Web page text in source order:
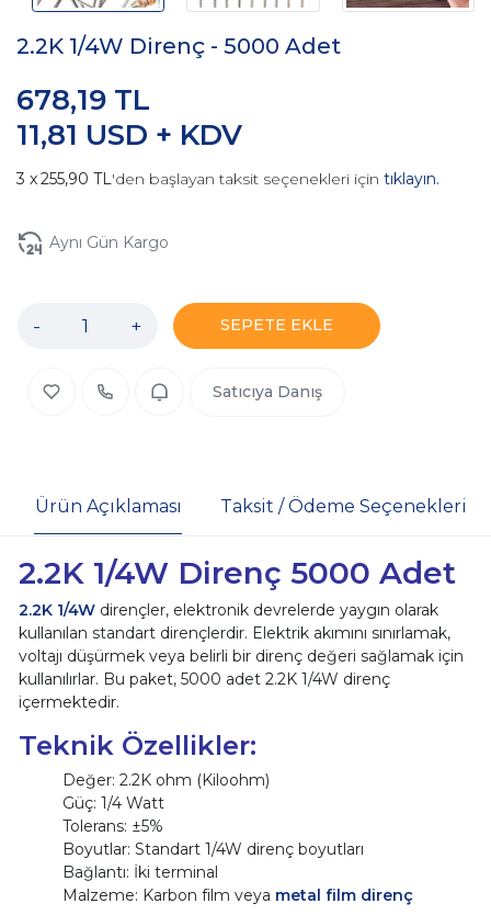
2.2K 1/4W Direnç - 5000 Adet
11,81 USD + KDV
678,19 TL
255,90 TL'den başlayan taksit seçenekleri için tıklayın.
Aynı Gün Kargo
- + SEPETE EKLE
Satıcıya Danış
Ürün Açıklaması Taksit / Ödeme Seçenekleri
2.2K 1/4W Direnç 5000 Adet
2.2K 1/4Wdirençler, elektronik devrelerde yaygın olarak
kullanılan standart dirençlerdir. Elektrik akımını sınırlamak,
voltajı düşürmek veya belirli bir direnç değeri sağlamak için
kullanılırlar. Bu paket, 5000 adet 2.2K 1/4W direnç
içermektedir.
Teknik Özellikler:
Değer: 2.2K ohm (Kiloohm)
Güç: 1/4 Watt
Tolerans: ±5%
Boyutlar: Standart 1/4W direnç boyutları
Bağlantı: İki terminal
Malzeme: Karbon film veya metal film direnç